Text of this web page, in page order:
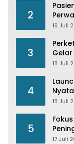
2
di
19 Juli
3
18 Juli
4
Beras
18 Juli
5
17 Juli